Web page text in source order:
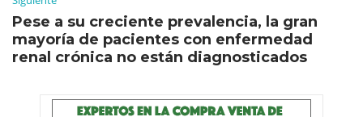
Pese a su creciente prevalencia, la gran
mayoría de pacientes con enfermedad
renal crónica no están diagnosticados